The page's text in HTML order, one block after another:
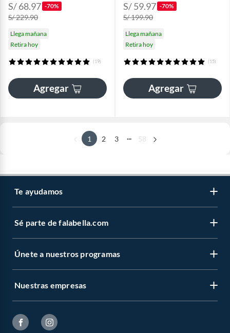
S/ 68.97 -70%
S/ 229.90
Llega mañana
Retira hoy
(19)
Agregar
S/ 59.97 -70%
S/ 199.90
Llega mañana
Retira hoy
(15)
Agregar
1 2 3 58
Te ayudamos
Sé parte de falabella.com
Únete a nuestros programas
Nuestras empresas